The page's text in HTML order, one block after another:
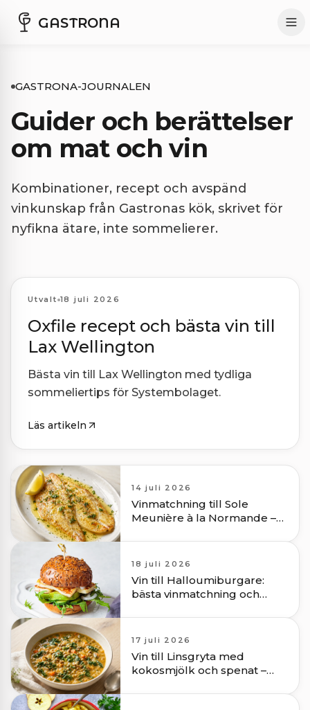
GASTRONA
GASTRONA-JOURNALEN
Guider och berättelser
om mat och vin
Kombinationer, recept och avspänd
vinkunskap från Gastronas kök, skrivet för
nyfikna ätare, inte sommelierer.
Kombinationer
Utvalt 18 juli 2026
Oxfile recept och bästa vin till
Lax Wellington
Bästa vin till Lax Wellington med tydliga
sommeliertips för Systembolaget.
Läs artikeln
14 juli 2026
Vinmatchning till Sole
Meunière à la Normande –
18 juli 2026
Vin till Halloumiburgare:
bästa vinmatchning och
17 juli 2026
Vin till Linsgryta med
kokosmjölk och spenat –